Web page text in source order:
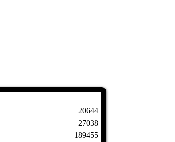
20644
27038
189455